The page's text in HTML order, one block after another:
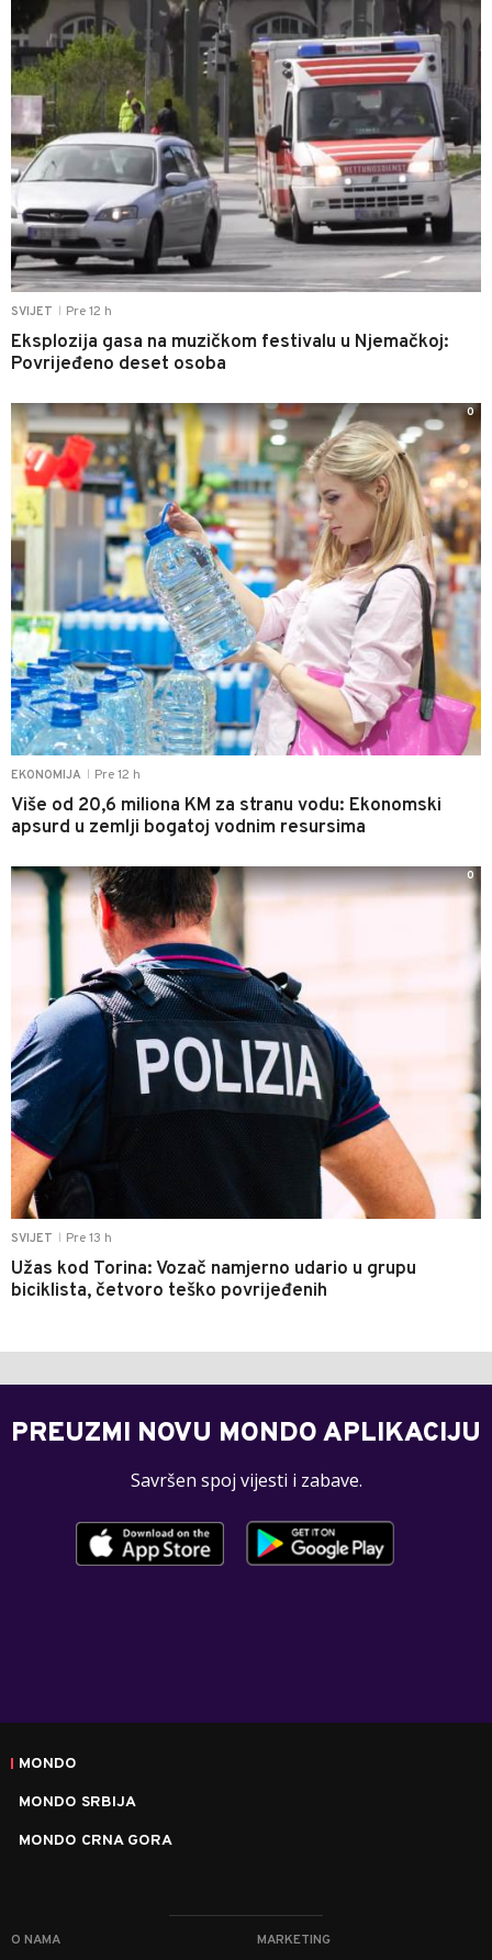
SVIJET Pre 12 h
Eksplozija gasa na muzičkom festivalu u Njemačkoj:
Povrijeđeno deset osoba
EKONOMIJA Pre 12 h
Više od 20,6 miliona KM za stranu vodu: Ekonomski
apsurd u zemlji bogatoj vodnim resursima
0
SVIJET Pre 13 h
Užas kod Torina: Vozač namjerno udario u grupu
biciklista, četvoro teško povrijeđenih
0
PREUZMI NOVU MONDO APLIKACIJU
Savršen spoj vijesti i zabave.
MONDO
MONDO SRBIJA
MONDO CRNA GORA
O NAMA MARKETING